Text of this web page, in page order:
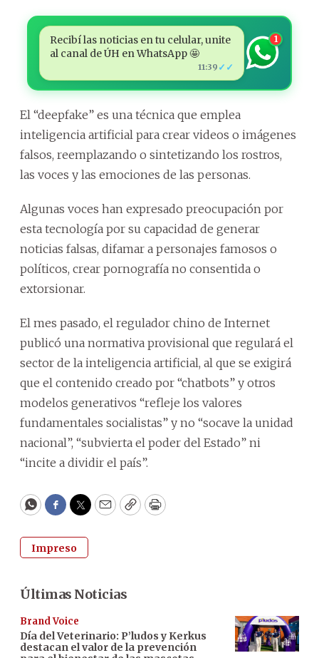
Recibí las noticias en tu celular, unite
al canal de ÚH en WhatsApp 🤩
11:39 ✓✓
1
El “deepfake” es una técnica que emplea
inteligencia artificial para crear videos o imágenes
falsos, reemplazando o sintetizando los rostros,
las voces y las emociones de las personas.
Algunas voces han expresado preocupación por
esta tecnología por su capacidad de generar
noticias falsas, difamar a personajes famosos o
políticos, crear pornografía no consentida o
extorsionar.
El mes pasado, el regulador chino de Internet
publicó una normativa provisional que regulará el
sector de la inteligencia artificial, al que se exigirá
que el contenido creado por “chatbots” y otros
modelos generativos “refleje los valores
fundamentales socialistas” y no “socave la unidad
nacional”, “subvierta el poder del Estado” ni
“incite a dividir el país”.
WhatsApp
Facebook
Twitter
EmailCopyPrint
Impreso
Últimas Noticias
Brand Voice
Día del Veterinario: P’ludos y Kerkus
destacan el valor de la prevención